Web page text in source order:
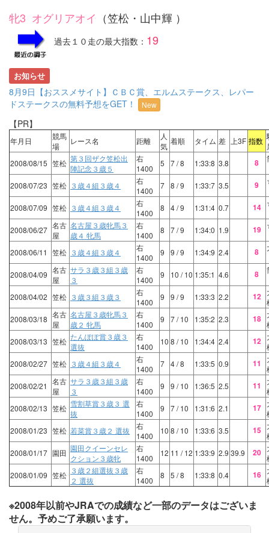
牝3 オグリアオイ （笠松・山中輝 ）
過去１０走の最大指数： 19
お知らせ
8月9日【おススメサイト】ＣＢＣ賞、エルムステークス、レパー
ドステークスの無料予想をGET！
New
【PR】
年月日
競馬
場
レース名 距離
人
気
着順 タイム 差 上3F 指数
2008/08/15 笠松 第３回ザク笠松出
陣記念３歳５
右
1400
5 7/ 8 1:33:8 3.8 8
2008/07/23 笠松 ３歳４組３歳４
右
1400
7 8 / 9 1:33:7 3.5 9
2008/07/09 笠松 ３歳４組３歳４
右
1400
8 4/ 9 1:31:4 0.7 14
2008/06/27 名古
屋
名古屋３歳牝馬３
歳４ 牝馬
右
1400
8 7/ 9 1:34:0 1.9 19
2008/06/11 笠松 ３歳４組３歳４
右
1400
9 9 / 9 1:34:9 2.4 8
2008/04/09 名古
屋
サラ３歳３組３歳
３
右
1400
9 10 / 10 1:35:1 4.6 8
2008/04/02 笠松 ３歳３組３歳３
右
1400
9 9 / 9 1:33:3 2.2 12
2008/03/18 名古
屋
名古屋３歳牝馬３
歳２ 牝馬
右
1400
9 7/ 10 1:35:2 2.3 18
2008/03/13 笠松 たんぽぽ賞３歳３
選抜
右
1400
10 8 / 10 1:34:4 2.4 12
2008/02/27 笠松 ３歳４組３歳４
右
1400
7 4/ 8 1:33:5 0.9 11
2008/02/21 名古
屋
サラ３歳３組３歳
３
右
1400
9 9 / 10 1:36:5 2.5 11
2008/02/13 笠松 雪割草賞３歳３ 選
抜
右
1400
9 7/ 10 1:31:6 2.1 17
2008/01/23 笠松 若菜賞３歳２ 選抜
右
1400
10 8 / 10 1:33:6 3.5 15
2008/01/17 園田 園田クイーンセレ
クション３歳牝
右
1400
12 11 / 12 1:33:9 2.9 39.9 20
2008/01/09 笠松 ３歳２組選抜３歳
２ 選抜
右
1400
8 5 / 8 1:33:8 0.4 16
※2008年以前やJRAでの成績など一部のデータはございま
せん。予めご了承願います。